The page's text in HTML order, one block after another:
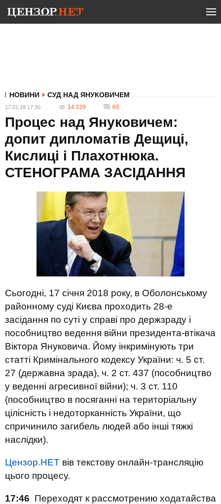
НОВИНИ СУД НАД ЯНУКОВИЧЕМ
17.01.18 17:30 14 339 65
Процес над Януковичем:
допит дипломатів Дещиці,
Кислиці і Плахотнюка.
СТЕНОГРАМА ЗАСІДАННЯ
Сьогодні, 17 січня 2018 року, в Оболонському
районному суді Києва проходить 28-е
засідання по суті у справі про держзраду і
пособництво ведення війни президента-втікача
Віктора Януковича. Йому інкримінують три
статті Кримінального кодексу України: ч. 5 ст.
27 (державна зрада), ч. 2 ст. 437 (пособництво
у веденні агресивної війни); ч. 3 ст. 110
(пособництво в посяганні на територіальну
цілісність і недоторканність України, що
спричинило загибель людей або інші тяжкі
наслідки).
Цензор.НЕТ вів текстову онлайн-трансляцію
цього процесу.
17:46 Переходят к рассмотрению ходатайства